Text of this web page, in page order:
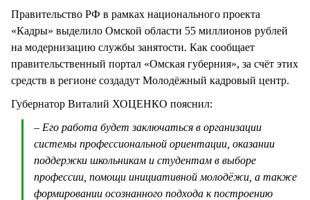
Правительство РФ в рамках национального проекта
«Кадры» выделило Омской области 55 миллионов рублей
на модернизацию службы занятости. Как сообщает
правительственный портал «Омская губерния», за счёт этих
средств в регионе создадут Молодёжный кадровый центр.
Губернатор Виталий ХОЦЕНКО пояснил:
– Его работа будет заключаться в организации
системы профессиональной ориентации, оказании
поддержки школьникам и студентам в выборе
профессии, помощи инициативной молодёжи, а также
формировании осознанного подхода к построению